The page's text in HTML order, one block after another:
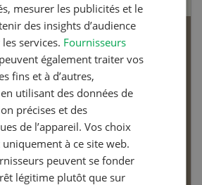
biologiques
SAVOIR PLUS
mesurer les publicités et le
des insights d’audience
services. Fournisseurs
peuvent également traiter vos
fins et à d’autres,
utilisant des données de
précises et des
de l’appareil. Vos choix
uniquement à ce site web.
peuvent se fonder
légitime plutôt que sur